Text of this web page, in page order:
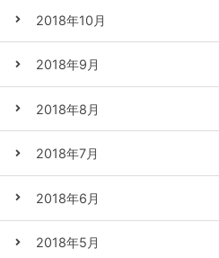
2018年10月
2018年9月
2018年8月
2018年7月
2018年6月
2018年5月